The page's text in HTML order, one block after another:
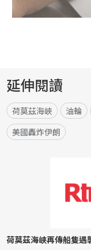
延伸閱讀
荷莫茲海峽 油輪
美國轟炸伊朗
荷莫茲海峽再傳船隻遇